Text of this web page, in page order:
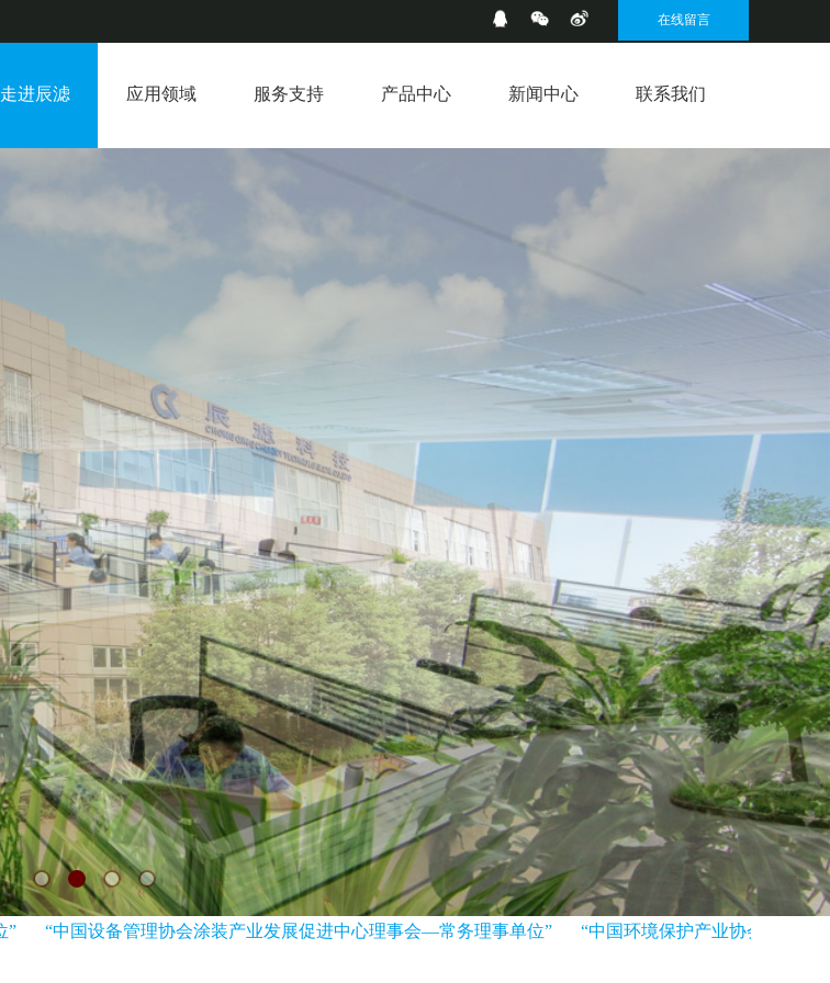
在线留言
走进辰滤 应用领域 服务支持 产品中心 新闻中心 联系我们
“中国设备管理协会涂装产业发展促进中心理事会—常务理事单位” “中国环境保护产业协会室内环境